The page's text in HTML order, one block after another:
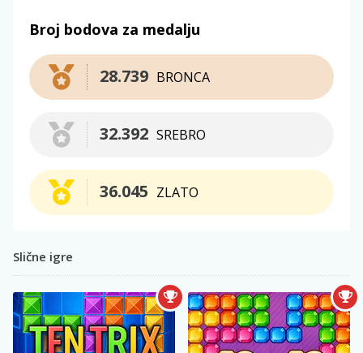
Broj bodova za medalju
BRONCA
28.739
SREBRO
32.392
ZLATO
36.045
Slične igre